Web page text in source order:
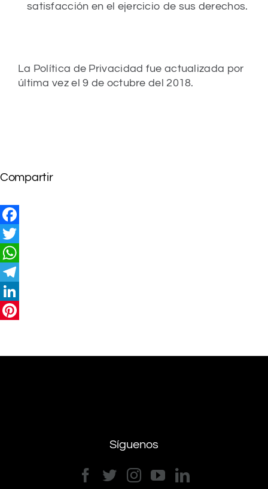
satisfacción en el ejercicio de sus derechos.
La Política de Privacidad fue actualizada por
última vez el 9 de octubre del 2018.
Compartir
Facebook
Twitter
WhatsApp
Telegram
LinkedIn
Síguenos